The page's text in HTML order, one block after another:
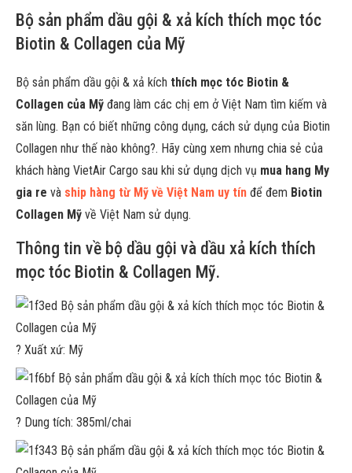
Bộ sản phẩm dầu gội & xả kích thích mọc tóc
Biotin & Collagen của Mỹ
Bộ sản phẩm dầu gội & xả kích thích mọc tóc Biotin &
Collagen của Mỹ đang làm các chị em ở Việt Nam tìm kiếm và
săn lùng. Bạn có biết những công dụng, cách sử dụng của Biotin
Collagen như thế nào không?. Hãy cùng xem nhưng chia sẻ của
khách hàng VietAir Cargo sau khi sử dụng dịch vụ mua hang My
gia re và ship hàng từ Mỹ về Việt Nam uy tín để đem Biotin
Collagen Mỹ về Việt Nam sử dụng.
Thông tin về bộ dầu gội và dầu xả kích thích
mọc tóc Biotin & Collagen Mỹ.
? Xuất xứ: Mỹ
? Dung tích: 385ml/chai